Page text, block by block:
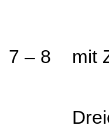
7 – 8 mit